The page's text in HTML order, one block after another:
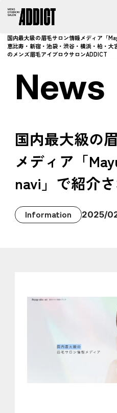
国内最大級の眉毛サロン情報メディア「
恵比寿・新宿・池袋・渋谷・横浜・柏・
のメンズ眉毛アイブロウサロンADDICT
News
国内最大級の
メディア「
navi」で紹介
Information 2025/